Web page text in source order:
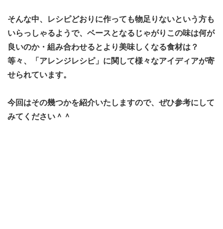
そんな中、レシピどおりに作っても物足りないという方も
いらっしゃるようで、ベースとなるじゃがりこの味は何が
良いのか・組み合わせるとより美味しくなる食材は？
等々、「アレンジレシピ」に関して様々なアイディアが寄
せられています。
今回はその幾つかを紹介いたしますので、ぜひ参考にして
みてください＾＾